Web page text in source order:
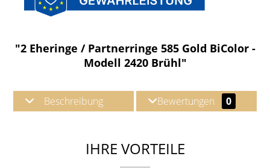
"2 Eheringe / Partnerringe 585 Gold BiColor -
Modell 2420 Brühl"
Beschreibung Bewertungen 0
IHRE VORTEILE